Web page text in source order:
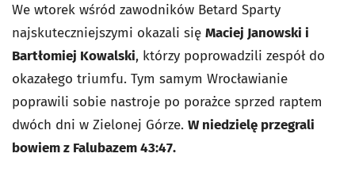
We wtorek wśród zawodników Betard Sparty
najskuteczniejszymi okazali się Maciej Janowski i
Bartłomiej Kowalski, którzy poprowadzili zespół do
okazałego triumfu. Tym samym Wrocławianie
poprawili sobie nastroje po porażce sprzed raptem
dwóch dni w Zielonej Górze. W niedzielę przegrali
bowiem z Falubazem 43:47.